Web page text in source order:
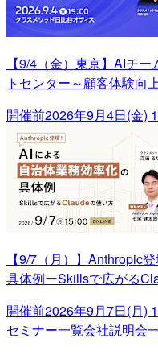
【9/4（金）東京】AIチ
トセンター～顧客体験向
開催前2026年9月4日(金)
【9/7（月）】Anthropic
具体例ーSkillsで広がる
開催前2026年9月7日(月)
セミナー一覧会社説明会